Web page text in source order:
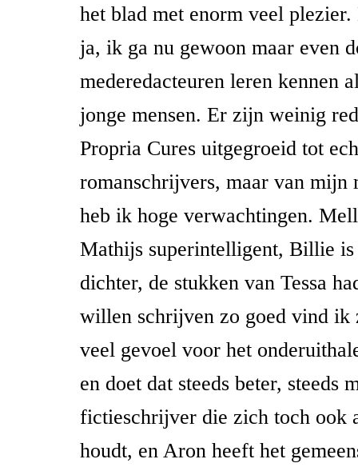
het blad met enorm veel plezier.
ja, ik ga nu gewoon maar even
mederedacteuren leren kennen
jonge mensen. Er zijn weinig
Propria Cures uitgegroeid tot
romanschrijvers, maar van mijn
heb ik hoge verwachtingen.
Mathijs superintelligent, Billie is
dichter, de stukken van Tessa
willen schrijven zo goed vind ik
veel gevoel voor het
en doet dat steeds beter, steeds
fictieschrijver die zich toch ook
houdt, en Aron heeft het